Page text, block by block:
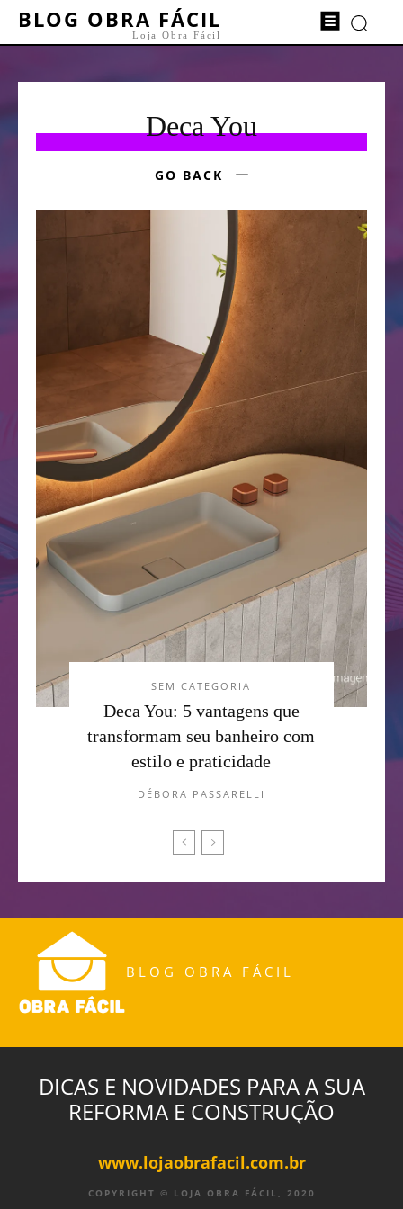
BLOG OBRA FÁCIL
Loja Obra Fácil
Deca You
GO BACK
SEM CATEGORIA
Deca You: 5 vantagens que
transformam seu banheiro com
estilo e praticidade
DÉBORA PASSARELLI
BLOG OBRA FÁCIL
DICAS E NOVIDADES PARA A SUA
REFORMA E CONSTRUÇÃO
www.lojaobrafacil.com.br
COPYRIGHT © LOJA OBRA FÁCIL, 2020